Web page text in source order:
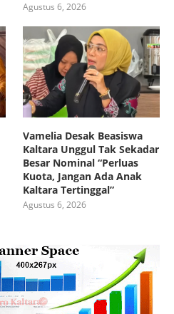
Agustus 6, 2026
Vamelia Desak Beasiswa
Kaltara Unggul Tak Sekadar
Besar Nominal “Perluas
Kuota, Jangan Ada Anak
Kaltara Tertinggal”
Agustus 6, 2026